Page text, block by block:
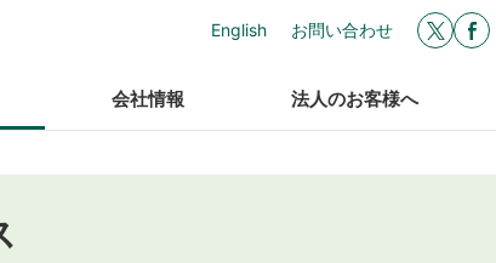
会社情報 法人のお客様へ
English お問い合わせ